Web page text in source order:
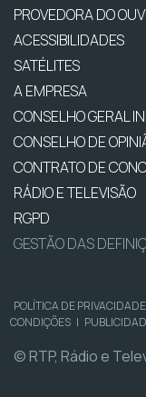
PROVEDORA DO
ACESSIBILIDADES
SATÉLITES
A EMPRESA
CONSELHO GERAL
CONSELHO DE
CONTRATO DE
RÁDIO E TELEVISÃO
RGPD
GESTÃO DAS
POLÍTICA DE PRIVACIDADE
CONDIÇÕES |
© RTP, Rádio e